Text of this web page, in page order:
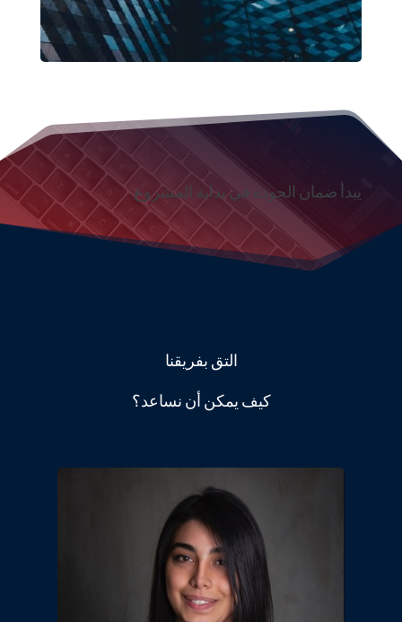
يبدأ ضمان الجودة في بداية المشروع.
التق بفريقنا
كيف يمكن أن نساعد؟